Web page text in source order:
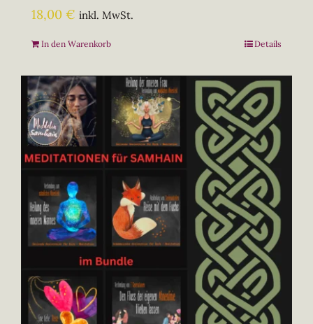
18,00 € inkl. MwSt.
In den Warenkorb Details